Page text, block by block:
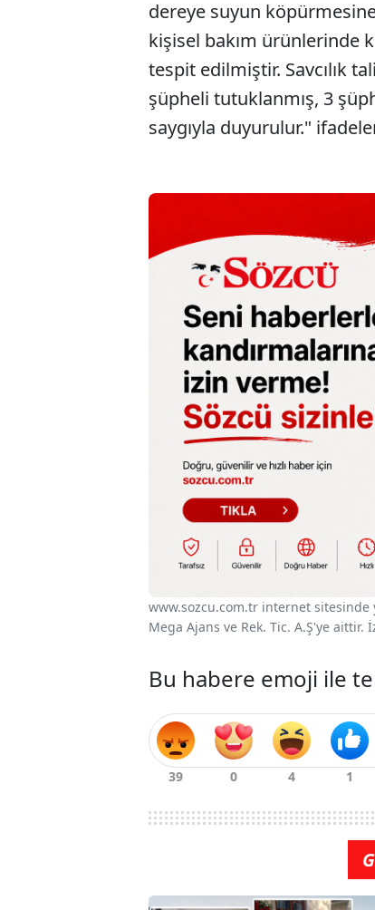
dereye suyun
kişisel bakım ürünlerinde
tespit edilmiştir. Savcılık
şüpheli tutuklanmış, 3
saygıyla duyurulur."
www.sozcu.com.tr internet sitesinde
Mega Ajans ve Rek. Tic. A.Ş'ye
Bu habere emoji ile